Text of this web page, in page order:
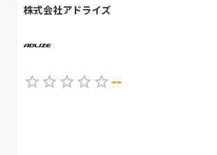
株式会社アドライズ
--